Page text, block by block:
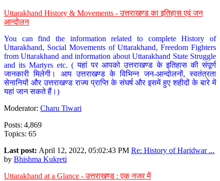
Uttarakhand History & Movements - उत्तराखण्ड का इतिहास एवं जन
आन्दोलन
You can find the information related to complete History of
Uttarakhand, Social Movements of Uttarakhand, Freedom Fighters
from Uttarakhand and information about Uttarakhand State Struggle
and its Martyrs etc. ( यहां पर आपको उत्तराखण्ड के इतिहास की संपूर्ण
जानकारी मिलेगी। आप उत्तराखण्ड के विभिन्न जन-आन्दोलनों, स्वतंत्रता
सेनानियों और उत्तराखण्ड राज्य प्राप्ति के संघर्ष और इसमें हुए शहीदों के बारे में
यहां जान सकते हैं।)
Moderator: Charu Tiwari
Posts: 4,869
Topics: 65
Last post: April 12, 2022, 05:02:43 PM Re: History of Haridwar ...
by Bhishma Kukreti
Uttarakhand at a Glance - उत्तराखण्ड : एक नजर में